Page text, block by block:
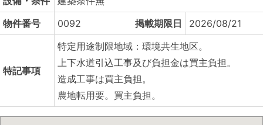
物件番号
0092 掲載期限日 2026/08/21
特記事項
特定用途制限地域：環境共生地区。
上下水道引込工事及び負担金は買主負担。
造成工事は買主負担。
農地転用要。買主負担。